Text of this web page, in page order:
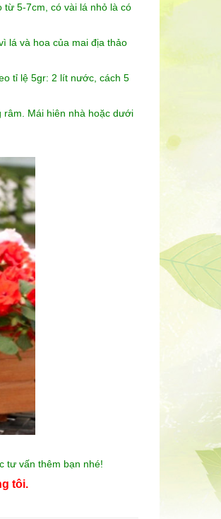
từ 5-7cm, có vài lá nhỏ là có
lá và hoa của mai địa thảo
tỉ lệ 5gr: 2 lít nước, cách 5
Mái hiên nhà hoặc dưới
tư vấn thêm bạn nhé!
tôi.